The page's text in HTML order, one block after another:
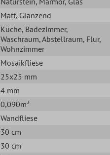
Matt, Glänzend
Küche, Badezimmer,
Waschraum, Abstellraum, Flur,
Wohnzimmer
Mosaikfliese
25x25 mm
4 mm
0,090m²
Wandfliese
30 cm
30 cm